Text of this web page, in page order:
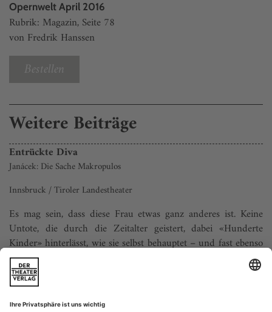
Opernwelt April 2016
Rubrik: Magazin, Seite 78
von Fredrik Hanssen
Bestellen
Weitere Beiträge
Entrückte Diva
Janácek: Die Sache Makropulos
Innsbruck / Tiroler Landestheater
Es mag sein, dass diese Frau etwas ganz anderes ist. Keine
Untote, die durch die Zeitalter geistert, dabei «Hunderte
Kinder» hinterlässt, wie sie selbst behauptet – und fast ebenso
viele gebrochene Herzen. Irgendwann steigt Emilia hier die
kleine Showtreppe hinauf, breitet den Reifrock aus wie das
Gefieder eines prächtigen Vogels, umkränzt von einem
Koronagitter....